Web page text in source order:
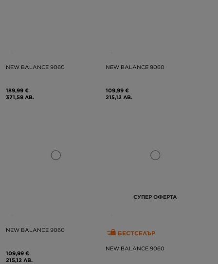
NEW BALANCE 9060
189,99 €
371,59 ЛВ.
NEW BALANCE 9060
109,99 €
215,12 ЛВ.
NEW BALANCE 9060
109,99 €
215,12 ЛВ.
СУПЕР ОФЕРТА
БЕСТСЕЛЪР
NEW BALANCE 9060